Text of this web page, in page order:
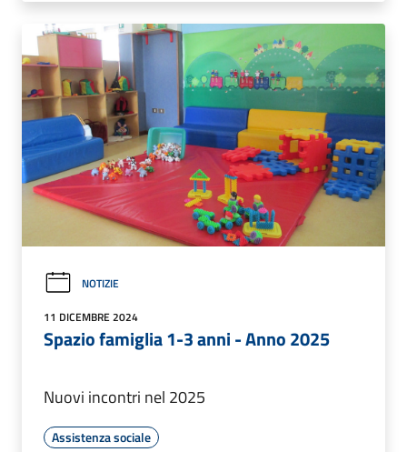
NOTIZIE
11 DICEMBRE 2024
Spazio famiglia 1-3 anni - Anno 2025
Nuovi incontri nel 2025
Assistenza sociale